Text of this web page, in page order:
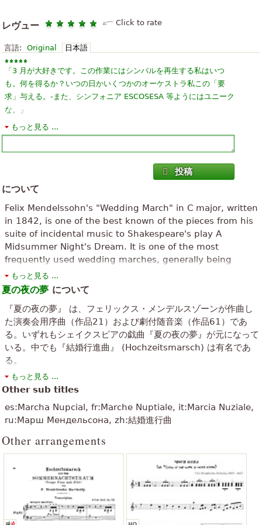
レヴュー Click to rate
言語: Original 日本語
「3 月が大好きです。この作業にはシンバルを再生する私はいつ
も。何を得るか？いつの日かいくつかのオーケストラ私この「要
求」与える。-また、シンフォニア ESCOSESA 等ようにはユニーク
な。
」
「私はこれは素晴らしいと伝統的な結婚式の部分のための理想的だ
「 素晴らしい！私のキーボードにオルガンの音でそれを演奏し、そ
の友人の結婚式のためにプレーする必要があるとして=）あなたを
祝福」
「たいへん良い。。。スコアを共有いただきありがとうございます
は、音楽を愛し、シンプルな作品の研究を開始する多くの人々 を助
ける.」
を共有するレ ・ agradesco」
「 非常に美しく演奏、良いペースとトーンで維持されます。私は本
当に好きです。
」
美しい作品は、すべてのクラシック音楽は美しい
「infeslismente音楽バンドを殺している」
「人々をしてください私は結婚式の曲のおかげで好き
もっと見る ...
投稿
について
Felix Mendelssohn's "Wedding March" in C major, written
in 1842, is one of the best known of the pieces from his
suite of incidental music to Shakespeare's play A
Midsummer Night's Dream. It is one of the most
frequently used wedding marches, generally being
played on a church pipe organ. Wedding March
テキストはクリエイティブ・コモンズ 表示-継承ライセンスの下で利用可
ら材料を使用しています。
もっと見る ...
夏の夜の夢 について
『夏の夜の夢』 は、フェリックス・メンデルスゾーンが作曲し
た演奏会用序曲（作品21）および劇付随音楽（作品61）であ
る。いずれもシェイクスピアの戯曲『夏の夜の夢』が元になって
いる。中でも『結婚行進曲』 (Hochzeitsmarsch) は有名であ
る。
テキストはクリエイティブ・コモンズ 表示-継承ライセンスの下で利用可
能です。 それはWikipediaの記事『
もっと見る ...
Other sub titles
es:Marcha Nupcial, fr:Marche Nuptiale, it:Marcia Nuziale,
ru:Марш Мендельсона, zh:結婚進行曲
Other arrangements